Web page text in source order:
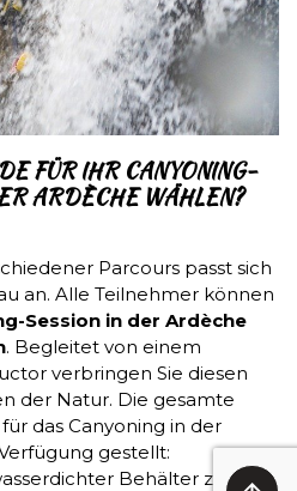
FÜR IHR CANYONING-
ARDÈCHE WÄHLEN?
Parcours passt sich
an. Alle Teilnehmer können
Session in der Ardèche
. Begleitet von einem
verbringen Sie diesen
der Natur. Die gesamte
das Canyoning in der
gestellt:
Behälter zur